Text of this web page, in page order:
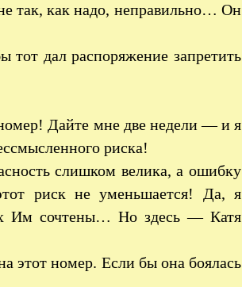
так, как надо, неправильно… Он
дал распоряжение запретить
Дайте мне две недели — и я
риска!
слишком велика, а ошибку
риск не уменьшается! Да, я
Им сочтены… Но здесь — Катя
этот номер. Если бы она боялась